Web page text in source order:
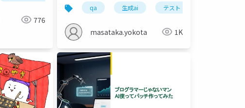
776
qa 生成ai テスト
masataka.yokota 1K